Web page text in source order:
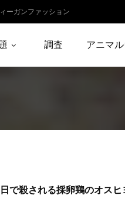
調査 アニマ
ーガンファッション
で殺される採卵鶏のオス